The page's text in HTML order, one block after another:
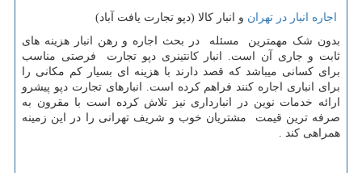
اجاره انبار در تهران و انبار کالا (دپو تجارت یافت آباد)
بدون شک مهمترین مسئله در بحث اجاره و رهن انبار هزینه های
ثابت و جاری آن است. انبار کانتینری دپو تجارت فرصتی مناسب
برای کسانی میباشد که قصد دارند با هزینه ای بسیار کم مکانی را
برای انباری اجاره کنند فراهم کرده است. انبارهای تجارت دپو پیشرو
ارائه خدمات نوین در انبارداری نیز تلاش کرده است با مقرون به
صرفه ترین قیمت مشتریان خوب و شریف تهرانی را در این زمینه
همراهی کند .